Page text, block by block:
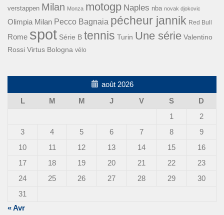
verstappen Milan Monza motogp Naples nba novak djokovic
Olimpia Milan Pecco Bagnaia pécheur jannik Red Bull
Rome spot Série B tennis Turin Une série Valentino
Rossi Virtus Bologna vélo
août 2026
L
M M J V S
D
1
2
3
4 5 6 7 8
9
10
11 12 13 14 15
16
17
18 19 20 21 22
23
24
25 26 27 28 29
30
31
« Avr